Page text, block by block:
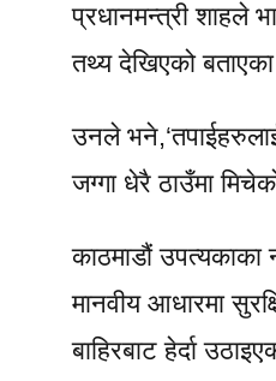
प्रधानमन्त्री शाहले
तथ्य देखिएको
उनले
जग्गा धेरै ठाउँमा
काठमाडौं उपत्यकाका
मानवीय आधारमा
बाहिरबाट हेर्दा